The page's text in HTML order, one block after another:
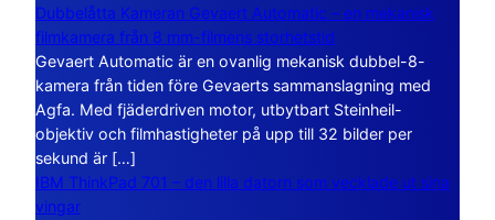
Dubbelåtta Kameran Gevaert Automatic – en mekanisk
filmkamera från 8 mm-filmens storhetstid
Gevaert Automatic är en ovanlig mekanisk dubbel-8-
kamera från tiden före Gevaerts sammanslagning med
Agfa. Med fjäderdriven motor, utbytbart Steinheil-
objektiv och filmhastigheter på upp till 32 bilder per
sekund är […]
IBM ThinkPad 701 – den lilla datorn som vecklade ut sina
vingar